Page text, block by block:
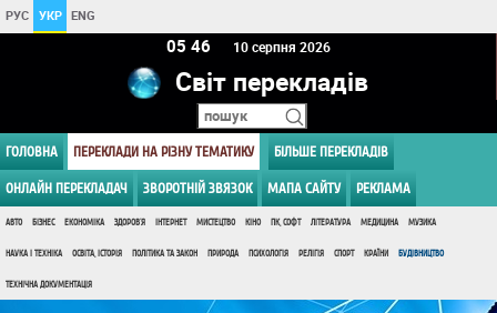
РУС УКР ENG
05:46 10 серпня 2026
Світ перекладів
ГОЛОВНА ПЕРЕКЛАДИ НА РІЗНУ ТЕМАТИКУ БІЛЬШЕ ПЕРЕКЛАДІВ
ОНЛАЙН ПЕРЕКЛАДАЧ ЗВОРОТНІЙ ЗВЯЗОК МАПА САЙТУ РЕКЛАМА
АВТО БІЗНЕС ЕКОНОМІКА ЗДОРОВ'Я ІНТЕРНЕТ МИСТЕЦТВО КІНО ПК, СОФТ ЛІТЕРАТУРА МЕДИЦИНА МУЗИКА
НАУКА І ТЕХНІКА ОСВІТА, ІСТОРІЯ ПОЛІТИКА ТА ЗАКОН ПРИРОДА ПСИХОЛОГІЯ РЕЛІГІЯ СПОРТ КРАЇНИ БУДІВНИЦТВО
ТЕХНІЧНА ДОКУМЕНТАЦІЯ